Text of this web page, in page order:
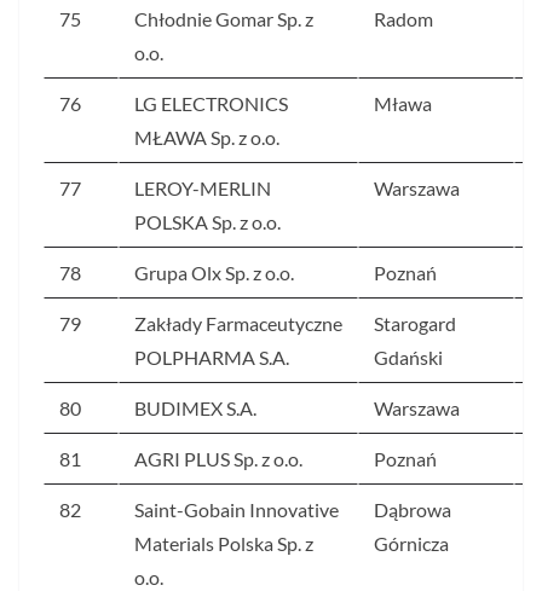
75
Chłodnie Gomar Sp. z
o.o.
Radom
76
LG ELECTRONICS
MŁAWA Sp. z o.o.
Mława
77
LEROY-MERLIN
POLSKA Sp. z o.o.
Warszawa
78 Grupa Olx Sp. z o.o. Poznań
79
Zakłady Farmaceutyczne
POLPHARMA S.A.
Starogard
Gdański
80 BUDIMEX S.A. Warszawa
81 AGRI PLUS Sp. z o.o. Poznań
82
Saint-Gobain Innovative
Materials Polska Sp. z
o.o.
Dąbrowa
Górnicza